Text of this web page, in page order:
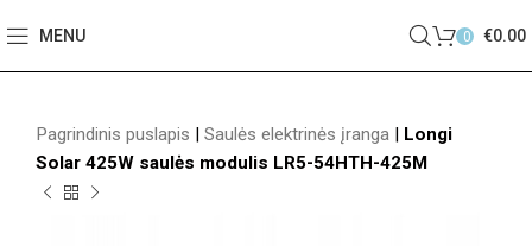
MENU 0 €0.00
Pagrindinis puslapis | Saulės elektrinės įranga | Longi
Solar 425W saulės modulis LR5-54HTH-425M